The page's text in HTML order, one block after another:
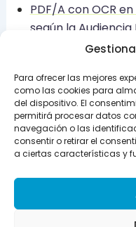
Para ofrecer las mejores
como las cookies para
del dispositivo. El
permitirá procesar datos
navegación o las
consentir o retirar el
a ciertas características y
PDF/A con OCR
según la Audiencia
STS 366/2026
revisar carteras
ANTERIOR